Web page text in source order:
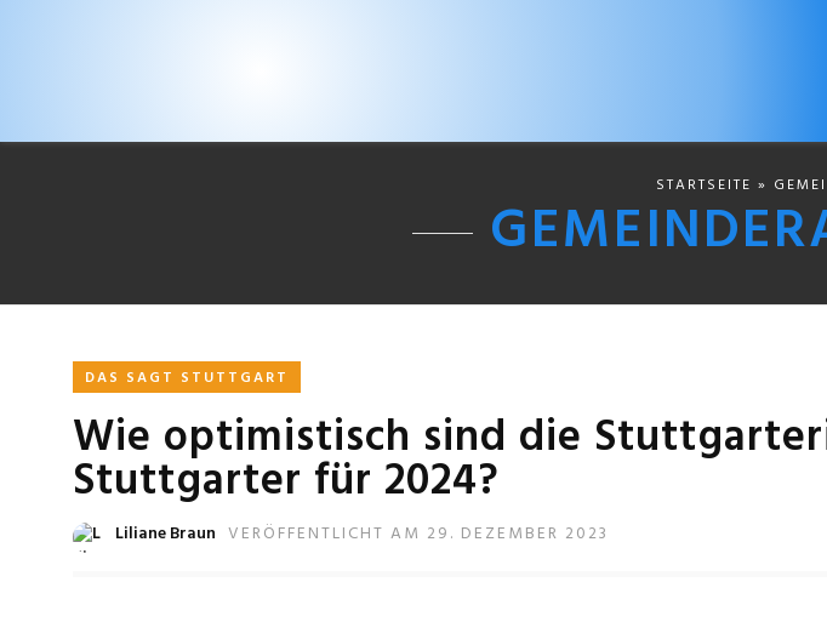
STARTSEITE »
DAS SAGT STUTTGART
Wie optimistisch sind die
Stuttgarter für 2024?
Liliane Braun VERÖFFENTLICHT AM 29. DEZEMBER 2023